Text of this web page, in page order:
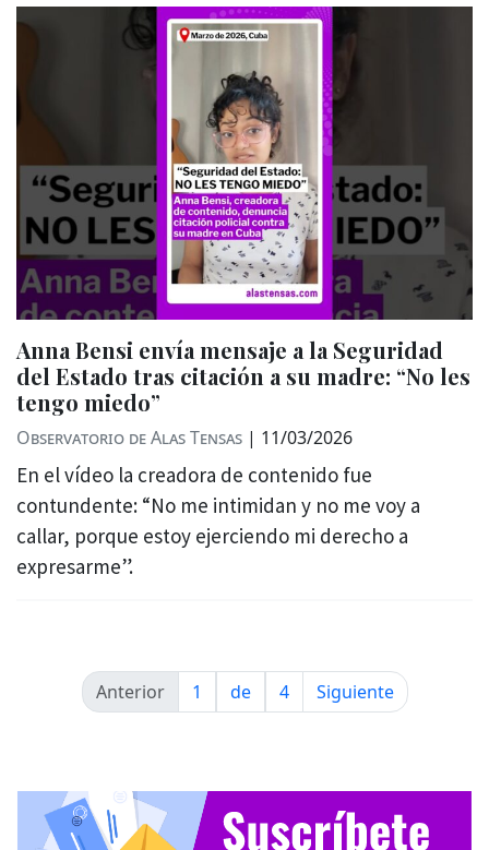
Anna Bensi envía mensaje a la Seguridad
del Estado tras citación a su madre: “No les
tengo miedo”
Observatorio de Alas Tensas | 11/03/2026
En el vídeo la creadora de contenido fue
contundente: “No me intimidan y no me voy a
callar, porque estoy ejerciendo mi derecho a
expresarme”.
Anterior 1 de 4 Siguiente